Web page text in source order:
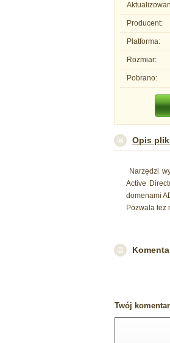
Producent:
Platforma:
Rozmiar:
Pobrano:
Opis
Narzędzi
Active
domenami
Pozwala też
Twój